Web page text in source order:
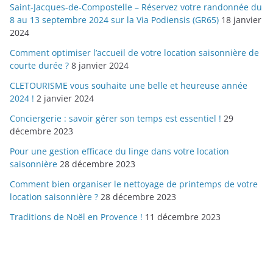
Saint-Jacques-de-Compostelle – Réservez votre randonnée du
8 au 13 septembre 2024 sur la Via Podiensis (GR65) 18 janvier
2024
Comment optimiser l’accueil de votre location saisonnière de
courte durée ? 8 janvier 2024
CLETOURISME vous souhaite une belle et heureuse année
2024 ! 2 janvier 2024
Conciergerie : savoir gérer son temps est essentiel ! 29
décembre 2023
Pour une gestion efficace du linge dans votre location
saisonnière 28 décembre 2023
Comment bien organiser le nettoyage de printemps de votre
location saisonnière ? 28 décembre 2023
Traditions de Noël en Provence ! 11 décembre 2023